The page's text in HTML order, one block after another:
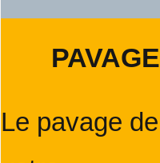
PAVAGE
Le pavage de